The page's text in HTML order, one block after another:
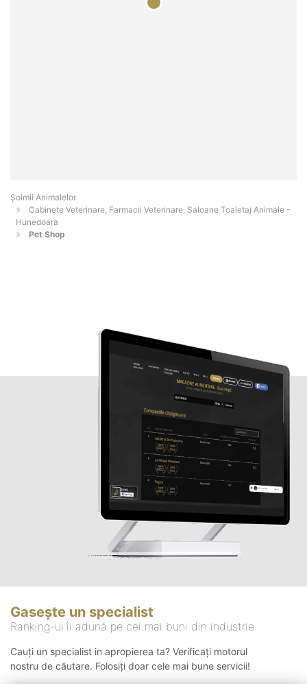
Şoimii Animalelor
Cabinete Veterinare, Farmacii Veterinare, Saloane Toaletaj Animale -
Hunedoara
Pet Shop
Gasește un specialist
Ranking-ul îi adună pe cei mai buni din industrie
Cauți un specialist in apropierea ta? Verificați motorul
nostru de căutare. Folosiți doar cele mai bune servicii!